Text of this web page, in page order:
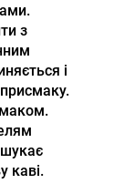
з
і
каві.